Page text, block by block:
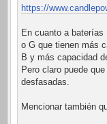
https://
En cuanto a
o G que tienen más
B y más capacidad
Pero claro puede
desfasadas.
Mencionar también